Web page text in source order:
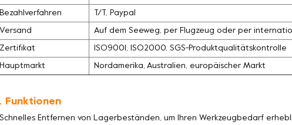
Bezahlverfahren T/T, Paypal
Versand Auf dem Seeweg, per Flugzeug oder per
Zertifikat ISO9001, ISO2000, SGS-Produktqualitätskontrolle
Hauptmarkt Nordamerika, Australien, europäischer Markt
Funktionen
Entfernen von Lagerbeständen, um Ihren Werkzeugbedarf